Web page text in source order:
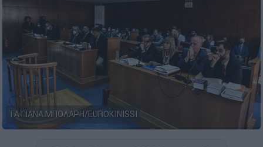
ΤΑΤΙΑΝΑ ΜΠΟΛΑΡΗ/EUROKINISSI